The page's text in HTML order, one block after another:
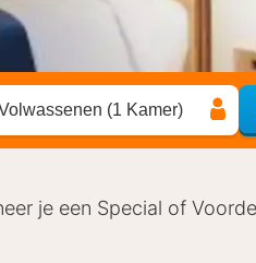
(1 Kamer)
je een Special of